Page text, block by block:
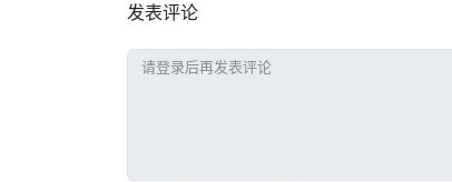
发表评论